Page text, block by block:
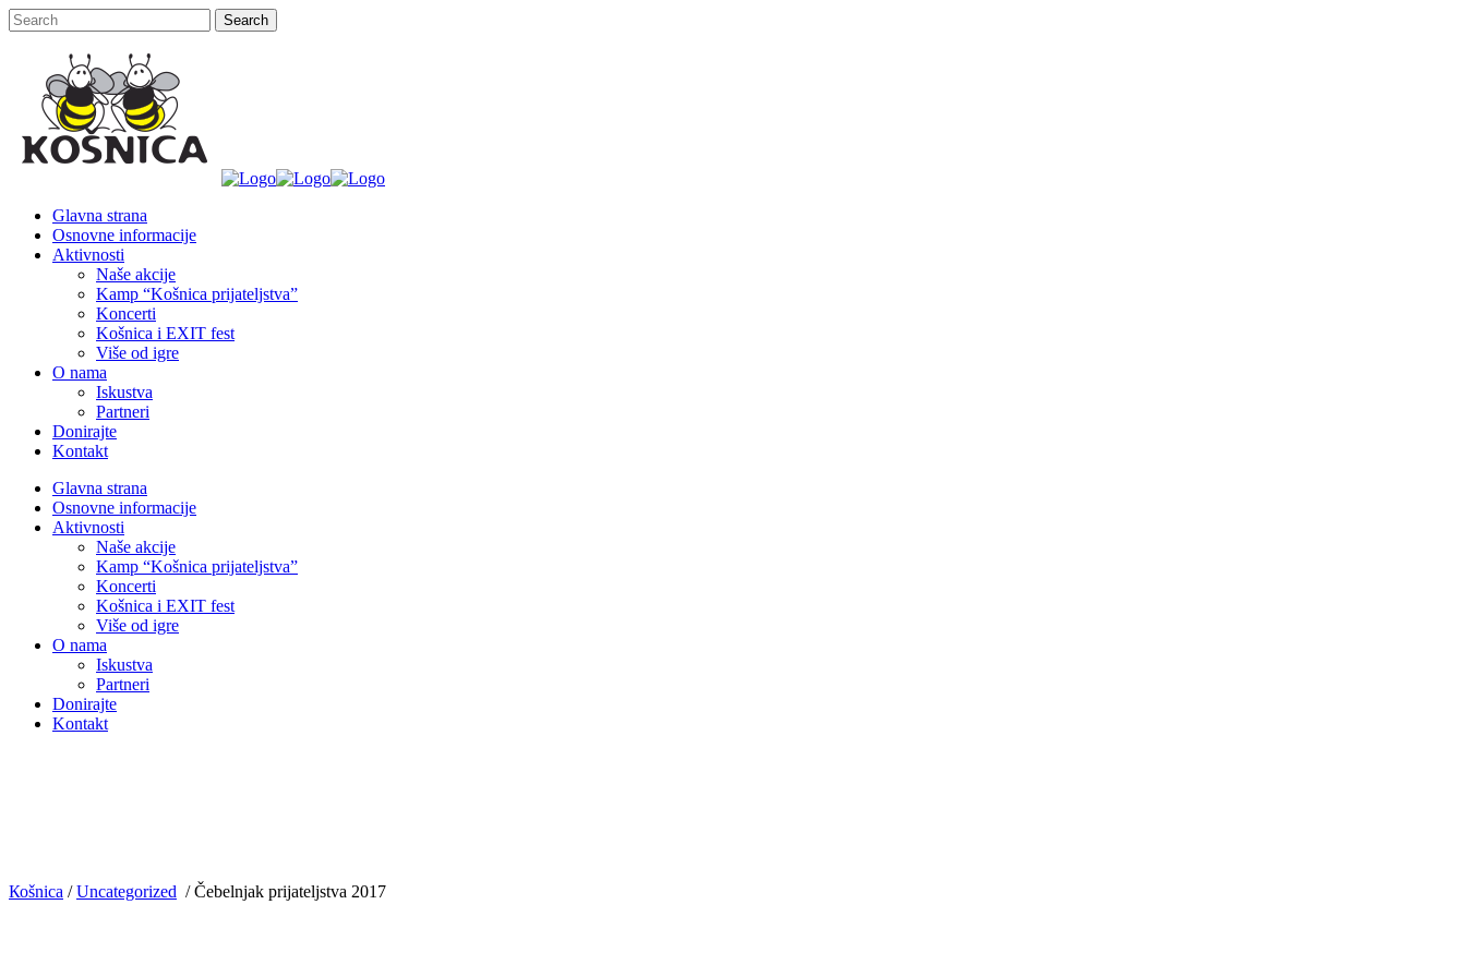
Glavna strana
Osnovne informacije
Aktivnosti
Naše akcije
Kamp “Košnica prijateljstva”
Koncerti
Košnica i EXIT fest
Više od igre
O nama
Iskustva
Partneri
Donirajte
Kontakt
Glavna strana
Osnovne informacije
Aktivnosti
Naše akcije
Kamp “Košnica prijateljstva”
Koncerti
Košnica i EXIT fest
Više od igre
O nama
Iskustva
Partneri
Donirajte
Kontakt
Коšnica /Uncategorized /Čebelnjak prijateljstva 2017